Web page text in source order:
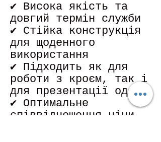
✔ Висока якість та
довгий термін служби
✔ Стійка конструкція
для щоденного
використання
✔ Підходить як для
роботи з кроєм, так і
для презентації одягу
✔ Оптимальне
співвідношення ціни